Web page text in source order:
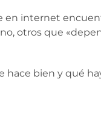
en internet
otros que
hace bien y qué